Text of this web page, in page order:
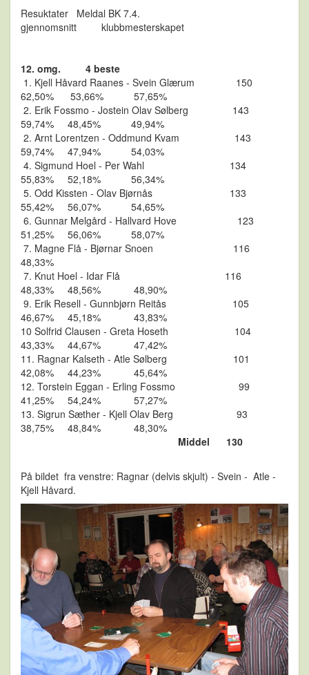
Resuktater Meldal BK 7.4.
gjennomsnitt klubbmesterskapet
12. omg. 4 beste
1. Kjell Håvard Raanes - Svein Glærum 150
62,50% 53,66% 57,65%
2. Erik Fossmo - Jostein Olav Sølberg 143
59,74% 48,45% 49,94%
2. Arnt Lorentzen - Oddmund Kvam 143
59,74% 47,94% 54,03%
4. Sigmund Hoel - Per Wahl 134
55,83% 52,18% 56,34%
5. Odd Kissten - Olav Bjørnås 133
55,42% 56,07% 54,65%
6. Gunnar Melgård - Hallvard Hove 123
51,25% 56,06% 58,07%
7. Magne Flå - Bjørnar Snoen 116
48,33%
7. Knut Hoel - Idar Flå 116
48,33% 48,56% 48,90%
9. Erik Resell - Gunnbjørn Reitås 105
46,67% 45,18% 43,83%
10 Solfrid Clausen - Greta Hoseth 104
43,33% 44,67% 47,42%
11. Ragnar Kalseth - Atle Sølberg 101
42,08% 44,23% 45,64%
12. Torstein Eggan - Erling Fossmo 99
41,25% 54,24% 57,27%
13. Sigrun Sæther - Kjell Olav Berg 93
38,75% 48,84% 48,30%
Middel 130
På bildet fra venstre: Ragnar (delvis skjult) - Svein - Atle -
Kjell Håvard.